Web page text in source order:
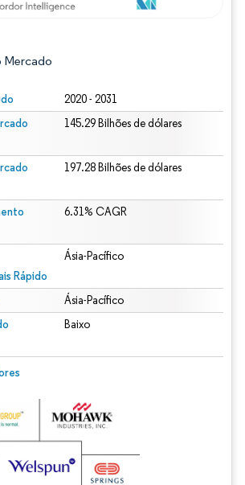
Mercado
2020 - 2031
145.29 Bilhões de dólares
197.28 Bilhões de dólares
6.31% CAGR
Rápido
Ásia-Pacífico
Ásia-Pacífico
Baixo
O reuso requer atribuição conforme CC BY 4.0.